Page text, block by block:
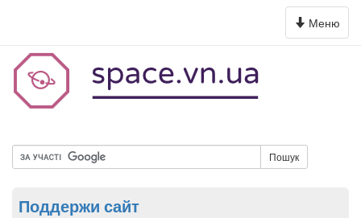
Toggle
navigation
Меню
Пошук
Поддержи сайт